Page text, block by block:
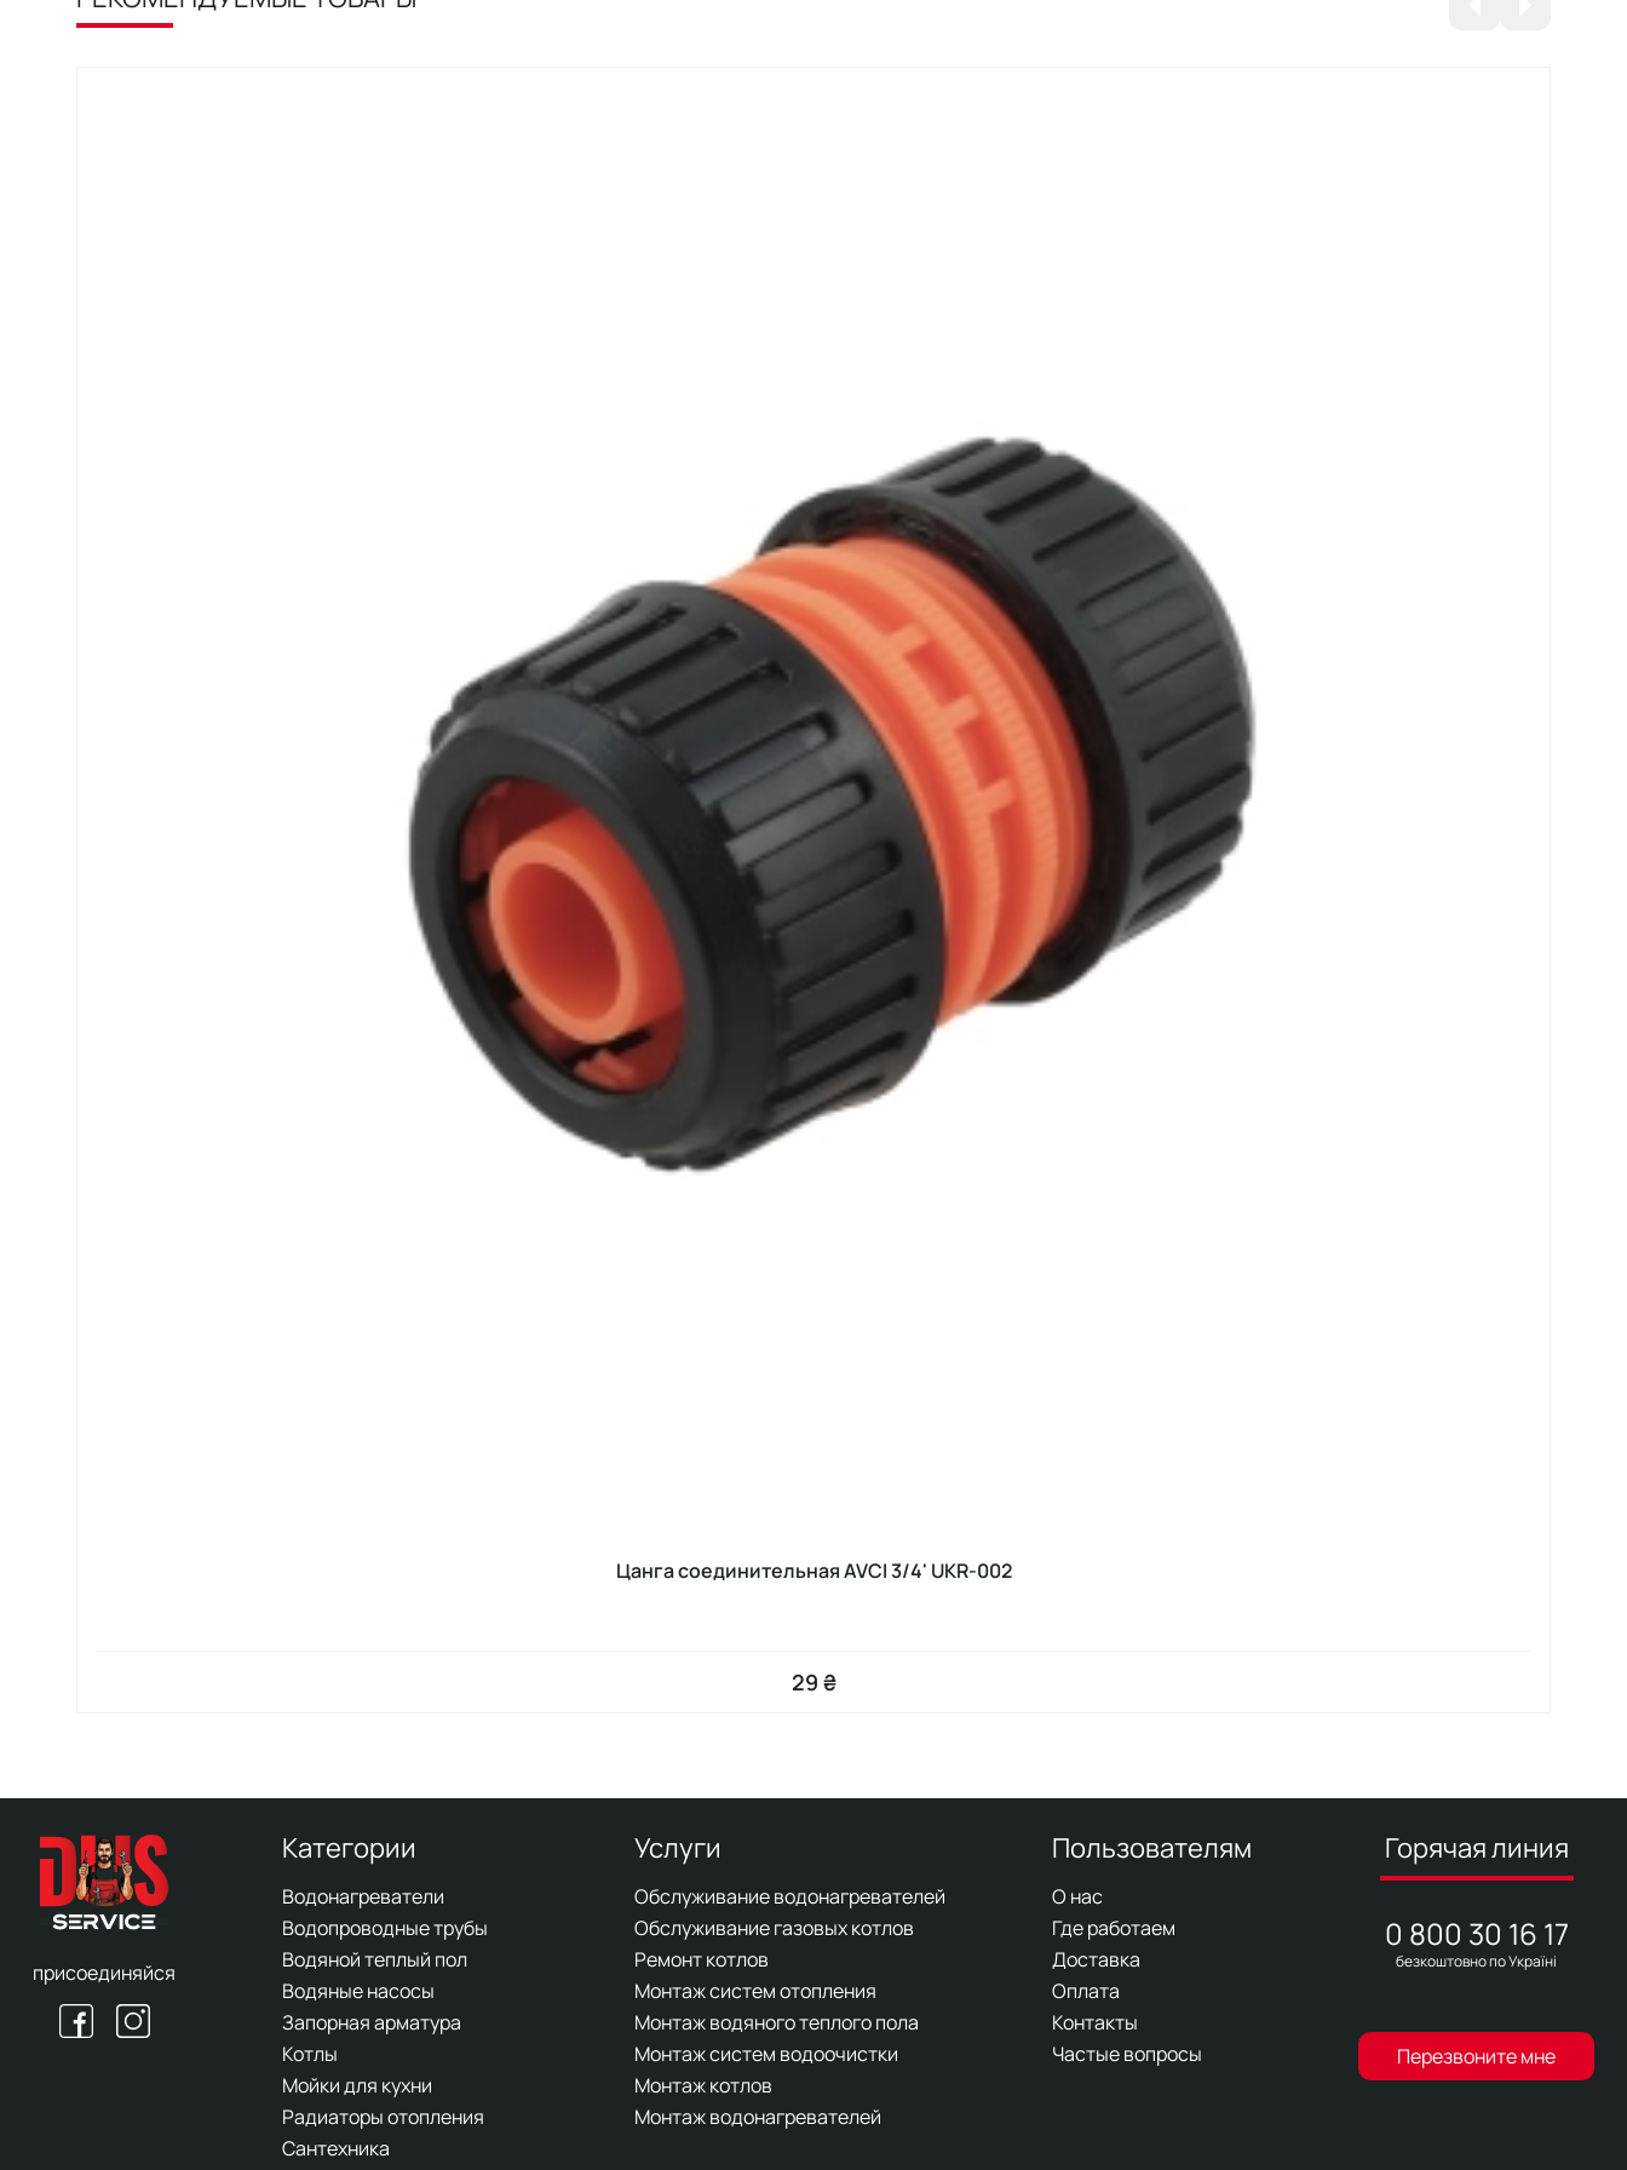
Цанга соединительная AVCI 3/4' UKR-002
29 ₴
присоединяйся
Категории
Водонагреватели
Водопроводные трубы
Водяной теплый пол
Водяные насосы
Запорная арматура
Котлы
Мойки для кухни
Радиаторы отопления
Сантехника
Услуги
Обслуживание водонагревателей
Обслуживание газовых котлов
Ремонт котлов
Монтаж систем отопления
Монтаж водяного теплого пола
Монтаж систем водоочистки
Монтаж котлов
Монтаж водонагревателей
Пользователям
О нас
Где работаем
Доставка
Оплата
Контакты
Частые вопросы
Горячая линия
0 800 30 16 17
безкоштовно по Україні
Перезвоните мне